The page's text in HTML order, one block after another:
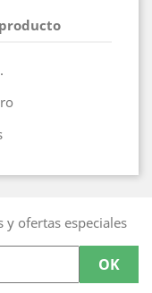
ofertas especiales